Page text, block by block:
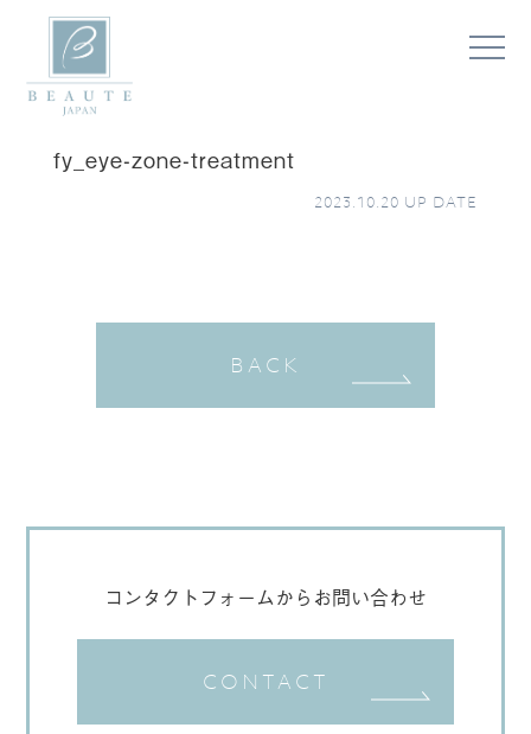
fy_eye-zone-treatment
2023.10.20 UP DATE
BACK
コンタクトフォームからお問い合わせ
CONTACT